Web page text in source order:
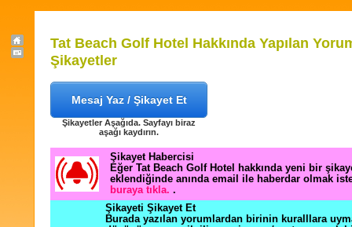
Tat Beach Golf Hotel Hakkında Yapılan
Şikayetler
Mesaj Yaz / Şikayet Et
Şikayetler Aşağıda. Sayfayı biraz
aşağı kaydırın.
Şikayet Habercisi
Eğer Tat Beach Golf Hotel hakkında yeni bir
eklendiğinde anında email ile haberdar olmak
buraya tıkla. .
Şikayeti Şikayet Et
Burada yazılan yorumlardan birinin kuralllara